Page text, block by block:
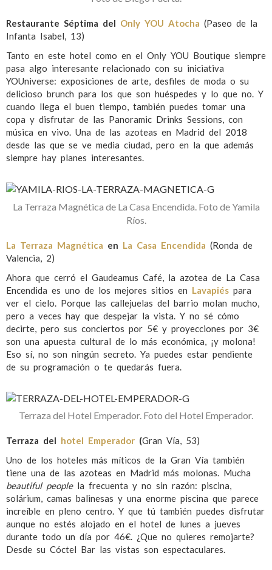
Restaurante Séptima del Only YOU Atocha (Paseo de la
Infanta Isabel, 13)
Tanto en este hotel como en el Only YOU Boutique siempre
pasa algo interesante relacionado con su iniciativa
YOUniverse: exposiciones de arte, desfiles de moda o su
delicioso brunch para los que son huéspedes y lo que no. Y
cuando llega el buen tiempo, también puedes tomar una
copa y disfrutar de las Panoramic Drinks Sessions, con
música en vivo. Una de las azoteas en Madrid del 2018
desde las que se ve media ciudad, pero en la que además
siempre hay planes interesantes.
La Terraza Magnética de La Casa Encendida. Foto de Yamila
Ríos.
La Terraza Magnética en La Casa Encendida (Ronda de
Valencia, 2)
Ahora que cerró el Gaudeamus Café, la azotea de La Casa
Encendida es uno de los mejores sitios en Lavapiés para
ver el cielo. Porque las callejuelas del barrio molan mucho,
pero a veces hay que despejar la vista. Y no sé cómo
decirte, pero sus conciertos por 5€ y proyecciones por 3€
son una apuesta cultural de lo más económica, ¡y molona!
Eso sí, no son ningún secreto. Ya puedes estar pendiente
de su programación o te quedarás fuera.
Terraza del Hotel Emperador. Foto del Hotel Emperador.
Terraza del hotel Emperador (Gran Vía, 53)
Uno de los hoteles más míticos de la Gran Vía también
tiene una de las azoteas en Madrid más molonas. Mucha
beautiful peoplela frecuenta y no sin razón: piscina,
solárium, camas balinesas y una enorme piscina que parece
increíble en pleno centro. Y que tú también puedes disfrutar
aunque no estés alojado en el hotel de lunes a jueves
durante todo un día por 46€. ¿Que no quieres remojarte?
Desde su Cóctel Bar las vistas son espectaculares.